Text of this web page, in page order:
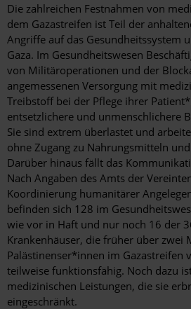
Die zahlreichen Festnahmen von
dem Gazastreifen ist Teil der
Angriffe auf das Gesundheitssystem
Gaza. Im Gesundheitswesen
von Militäroperationen und der
angemessenen Versorgung mit
Treibstoff bei der Pflege ihrer
entsetzlichere und unmenschlichere
Sie sind extrem überlastet und
ohne Zugang zu Nahrungsmitteln
Darüber hinaus fällt das
Nach Angaben des Amts der
Koordinierung humanitärer
befinden sich 128 im
wie vor in Haft und nur noch 16 der
Krankenhäuser, die früher über zwei
Palästinenser*innen im Gazastreifen
teilweise funktionsfähig. Noch dazu
medizinischen Leistungen, die sie
eingeschränkt.